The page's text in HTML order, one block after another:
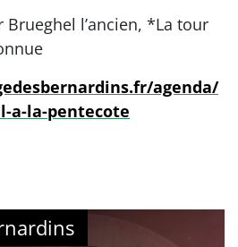
Brueghel l’ancien, *La tour
agenda/
a-la-pentecote